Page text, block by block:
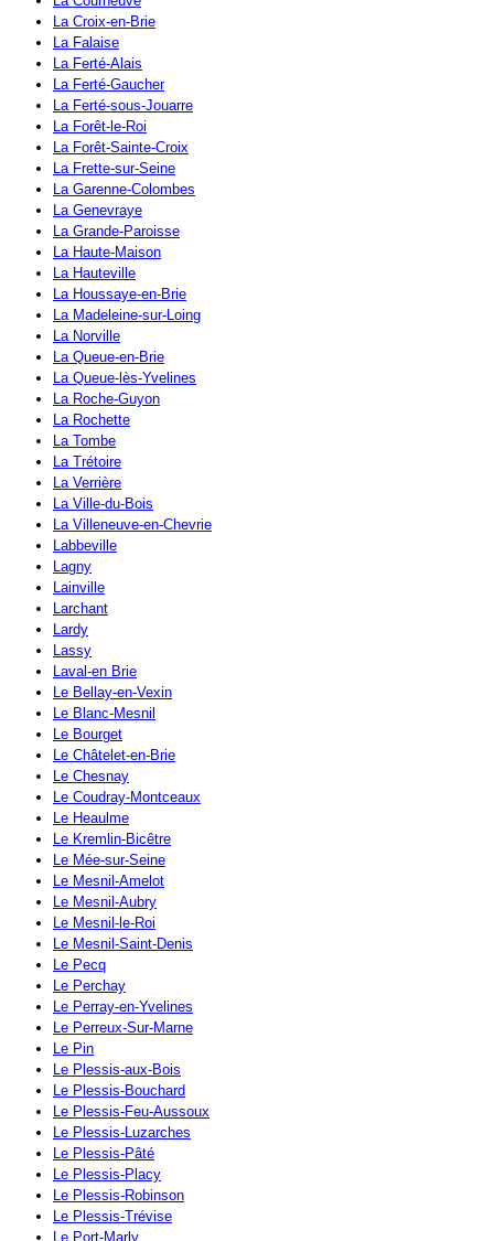
La Croix-en-Brie
La Falaise
La Ferté-Alais
La Ferté-Gaucher
La Ferté-sous-Jouarre
La Forêt-le-Roi
La Forêt-Sainte-Croix
La Frette-sur-Seine
La Garenne-Colombes
La Genevraye
La Grande-Paroisse
La Haute-Maison
La Hauteville
La Houssaye-en-Brie
La Madeleine-sur-Loing
La Norville
La Queue-en-Brie
La Queue-lès-Yvelines
La Roche-Guyon
La Rochette
La Tombe
La Trétoire
La Verrière
La Ville-du-Bois
La Villeneuve-en-Chevrie
Labbeville
Lagny
Lainville
Larchant
Lardy
Lassy
Laval-en Brie
Le Bellay-en-Vexin
Le Blanc-Mesnil
Le Bourget
Le Châtelet-en-Brie
Le Chesnay
Le Coudray-Montceaux
Le Heaulme
Le Kremlin-Bicêtre
Le Mée-sur-Seine
Le Mesnil-Amelot
Le Mesnil-Aubry
Le Mesnil-le-Roi
Le Mesnil-Saint-Denis
Le Pecq
Le Perchay
Le Perray-en-Yvelines
Le Perreux-Sur-Marne
Le Pin
Le Plessis-aux-Bois
Le Plessis-Bouchard
Le Plessis-Feu-Aussoux
Le Plessis-Luzarches
Le Plessis-Pâté
Le Plessis-Placy
Le Plessis-Robinson
Le Plessis-Trévise
Le Port-Marly